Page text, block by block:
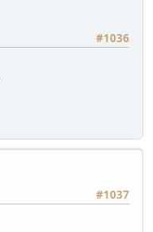
#1036
#1037